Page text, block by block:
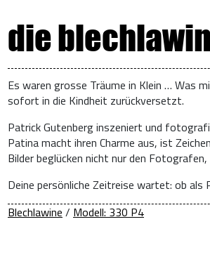
die
Es waren grosse Träume in Klein … Was
sofort in die Kindheit zurückversetzt.
Patrick Gutenberg inszeniert und
Patina macht ihren Charme aus, ist
Bilder beglücken nicht nur den
Deine persönliche Zeitreise wartet: ob
Blechlawine / Modell: 330 P4